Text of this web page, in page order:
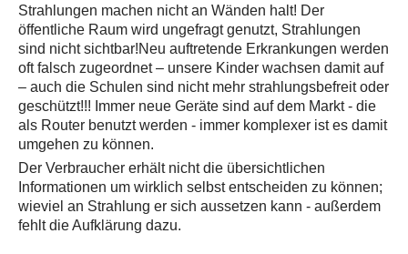
Strahlungen machen nicht an Wänden halt! Der
öffentliche Raum wird ungefragt genutzt, Strahlungen
sind nicht sichtbar!Neu auftretende Erkrankungen werden
oft falsch zugeordnet – unsere Kinder wachsen damit auf
– auch die Schulen sind nicht mehr strahlungsbefreit oder
geschützt!!! Immer neue Geräte sind auf dem Markt - die
als Router benutzt werden - immer komplexer ist es damit
umgehen zu können.
Der Verbraucher erhält nicht die übersichtlichen
Informationen um wirklich selbst entscheiden zu können;
wieviel an Strahlung er sich aussetzen kann - außerdem
fehlt die Aufklärung dazu.